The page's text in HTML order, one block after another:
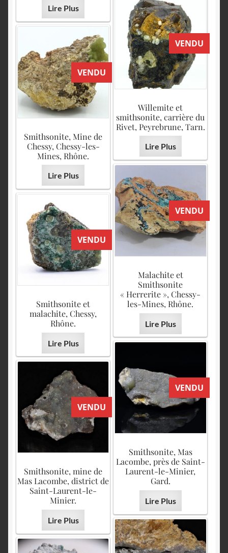
Lire Plus
VENDU
Willemite et
smithsonite, carrière du
Rivet, Peyrebrune, Tarn.
Lire Plus
VENDU
Smithsonite, Mine de
Chessy, Chessy-les-
Mines, Rhône.
Lire Plus
VENDU
Malachite et
Smithsonite
« Herrerite », Chessy-
les-Mines, Rhône.
Lire Plus
VENDU
Smithsonite et
malachite, Chessy,
Rhône.
Lire Plus
VENDU
Smithsonite, Mas
Lacombe, près de Saint-
Laurent-le-Minier,
Gard.
Lire Plus
VENDU
Smithsonite, mine de
Mas Lacombe, district de
Saint-Laurent-le-
Minier.
Lire Plus